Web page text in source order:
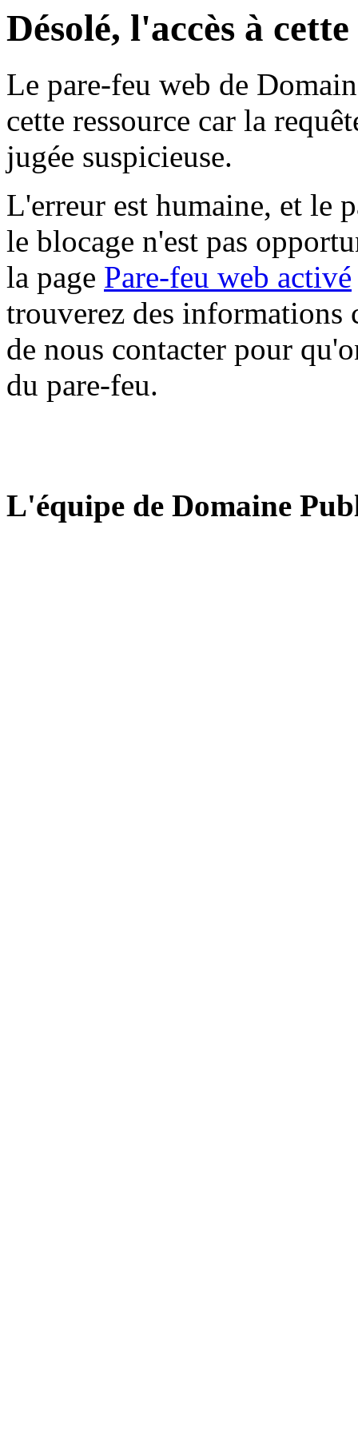
Désolé, l'accès à
Le pare-feu web de
cette ressource car la
jugée suspicieuse.
L'erreur est humaine, et le
le blocage n'est pas
la page Pare-feu web activé
trouverez des informations
de nous contacter pour
du pare-feu.
L'équipe de Domaine